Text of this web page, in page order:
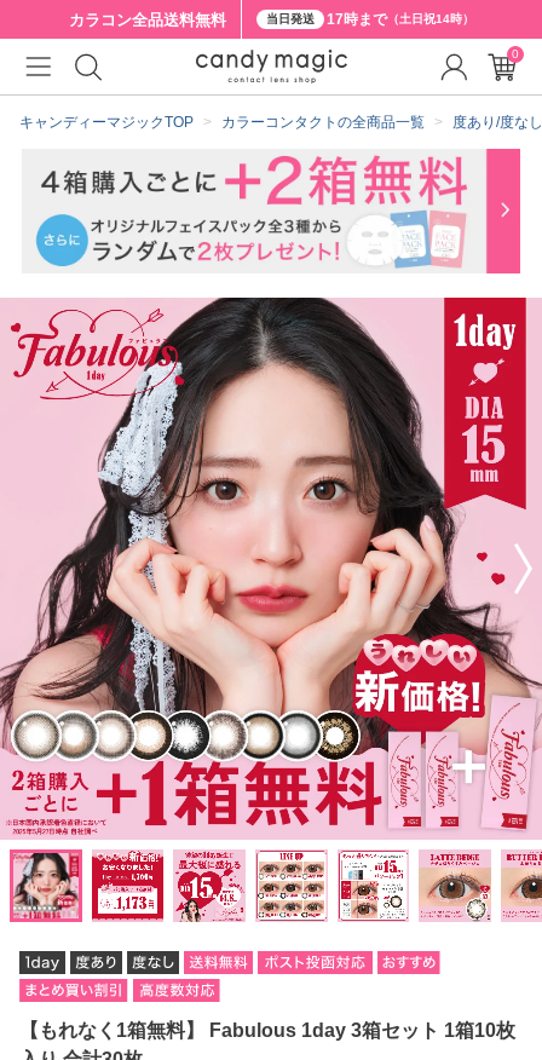
カラコン全品送料無料 当日発送 17時まで（土日祝14時）
キャンディーマジックTOP カラーコンタクトの全商品一覧 度あり/度な
【もれなく1箱無料】 Fabulous 1day 3箱セット 1箱10枚
0
クーポン詳細